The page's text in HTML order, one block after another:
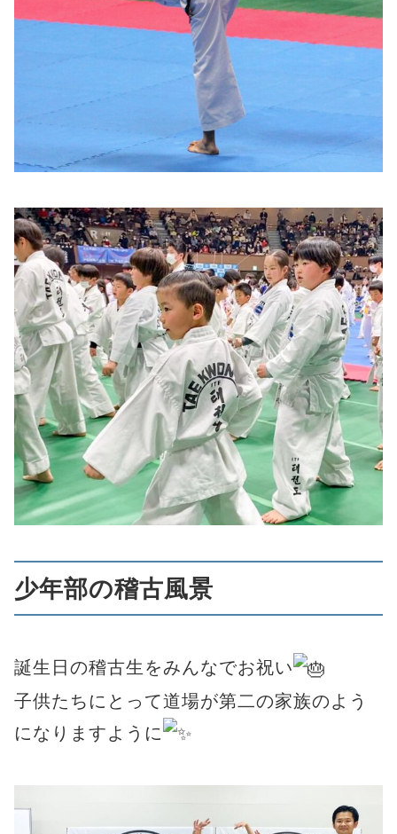
少年部の稽古風景
誕生日の稽古生をみんなでお祝い
子供たちにとって道場が第二の家族のよう
になりますように